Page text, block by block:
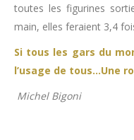
toutes les figurines
main, elles feraient 3,4
Si tous les gars du
l’usage de tous…Une
Michel Bigoni